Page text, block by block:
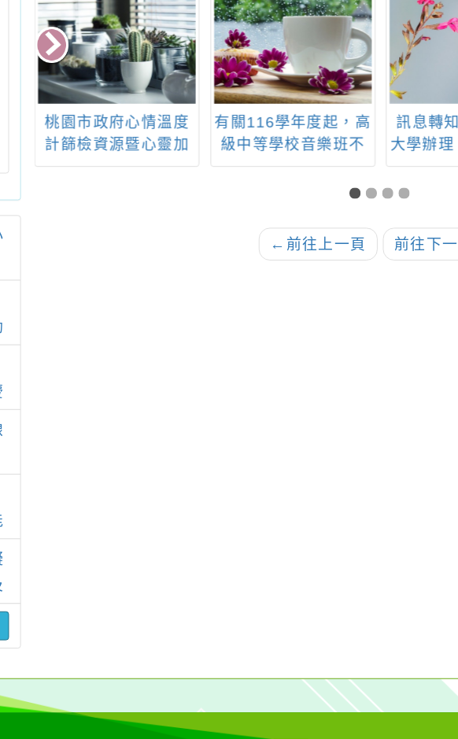
桃園市政府心情溫度
計篩檢資源暨心靈加
油站學生心理關懷平
有關116學年度起，高
級中等學校音樂班不
再招收主副修箜篌或
革胡之學生一案，請
訊息轉
大學辦
學士後
班)-特殊
學
← 前往上一頁 前往下